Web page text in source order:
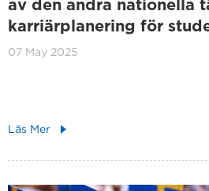
av den andra nationella
karriärplanering för
07 May 2025
Läs Mer